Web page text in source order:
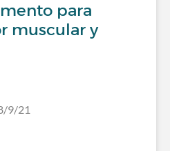
para
muscular y
9/21